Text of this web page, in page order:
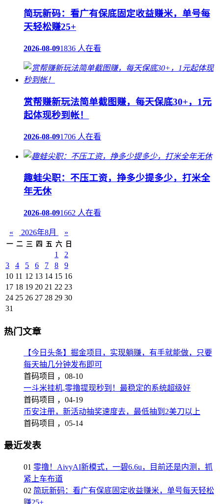
简玩新码：看广有保底固定收益赚米，单号每
天轻松赚25+
2026-08-091836 人在看
赏帮赚新玩法简单截图赚，每天保底30+，1元
起体现秒到帐！
2026-08-091706 人在看
趣蛙尖职：不压工资，挣多少提多少，打米全
年无休
2026-08-091662 人在看
« 2026年8月 »
一 二 三 四 五 六 日
1
2
3
4 5 6 7 8
9
10 11 12 13 14 15 16
17 18 19 20 21 22 23
24 25 26 27 28 29 30
31
热门文章
【今日头条】掘金项目，实现躺赚，有手就能做，只要
每天抽几分钟发布即可
首码项目 ， 08-10
一斗米挂机,零撸提现秒到！最稳定的系统超级好
首码项目 ， 04-19
币安注册，新活动抽奖速度去，最低抽到2美刀以上
首码项目 ， 05-14
最近发表
01 零撸！AivyAI新模式，一碧6.6u，目前还是内测，抓
紧上车布道
02 简玩新码：看广有保底固定收益赚米，单号每天轻松
赚25+